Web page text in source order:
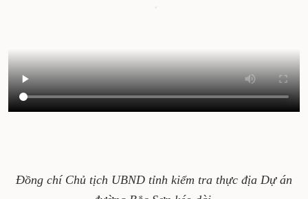
Đồng chí Chủ tịch UBND tỉnh kiểm tra thực địa Dự án